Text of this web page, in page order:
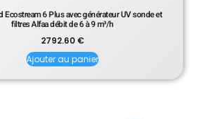
Ecostream 6 Plus avec générateur UV sonde et
filtres Alfaa débit de 6 à 9 m³/h
2792.60 €
Ajouter au panier